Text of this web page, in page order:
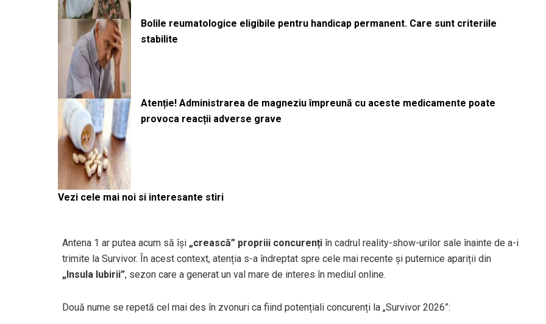
Bolile reumatologice eligibile pentru handicap permanent. Care sunt criteriile
stabilite
Atenție! Administrarea de magneziu împreună cu aceste medicamente poate
provoca reacții adverse grave
Vezi cele mai noi si interesante stiri
Antena 1 ar putea acum să își „crească” propriii concurenți în cadrul reality-show-urilor sale înainte de a-i
trimite la Survivor. În acest context, atenția s-a îndreptat spre cele mai recente și puternice apariții din
„Insula Iubirii”, sezon care a generat un val mare de interes în mediul online.
Două nume se repetă cel mai des în zvonuri ca fiind potențiali concurenți la „Survivor 2026”: